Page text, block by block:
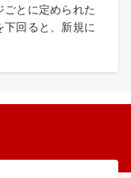
とに定められた
下回ると、新規に